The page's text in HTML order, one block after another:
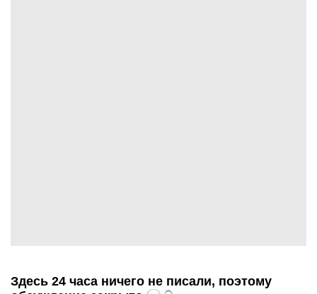
Здесь 24 часа ничего не писали, поэтому